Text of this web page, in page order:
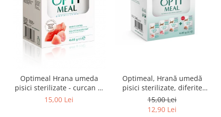
Optimeal Hrana umeda
pisici sterilizate - curcan si
pui in sos, set 3+1,
15,00 Lei
Optimeal, Hrană umedă
pisici sterilizate, diferite
arome, (3+1), 0.34kg
15,00 Lei
12,90 Lei